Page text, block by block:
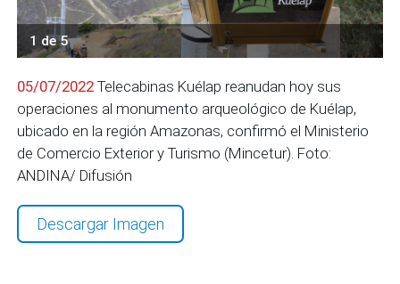
1 de 5
05/07/2022 Telecabinas Kuélap reanudan hoy sus
operaciones al monumento arqueológico de Kuélap,
ubicado en la región Amazonas, confirmó el Ministerio
de Comercio Exterior y Turismo (Mincetur). Foto:
ANDINA/ Difusión
Descargar Imagen